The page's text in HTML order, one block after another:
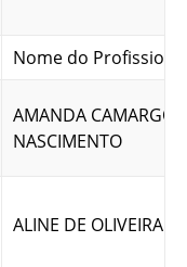
Nome do
AMANDA CAMARGO
NASCIMENTO
ALINE DE OLIVEIRA